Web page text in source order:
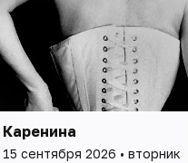
Каренина
15 сентября 2026 • вторник